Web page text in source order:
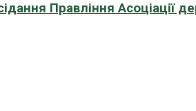
Правління Асоціації